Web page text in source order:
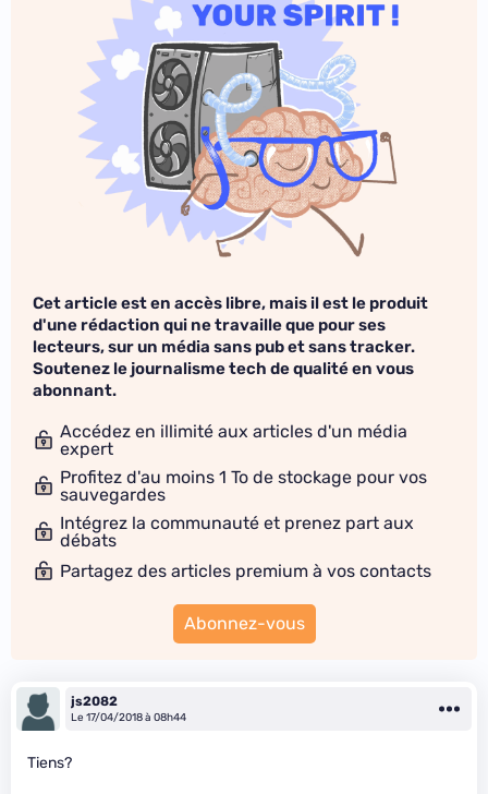
Cet article est en accès libre, mais il est le produit
d'une rédaction qui ne travaille que pour ses
lecteurs, sur un média sans pub et sans tracker.
Soutenez le journalisme tech de qualité en vous
abonnant.
Accédez en illimité aux articles d'un média
expert
Profitez d'au moins 1 To de stockage pour vos
sauvegardes
Intégrez la communauté et prenez part aux
débats
Partagez des articles premium à vos contacts
Abonnez-vous
js2082
Le 17/04/2018 à 08h44
Tiens?